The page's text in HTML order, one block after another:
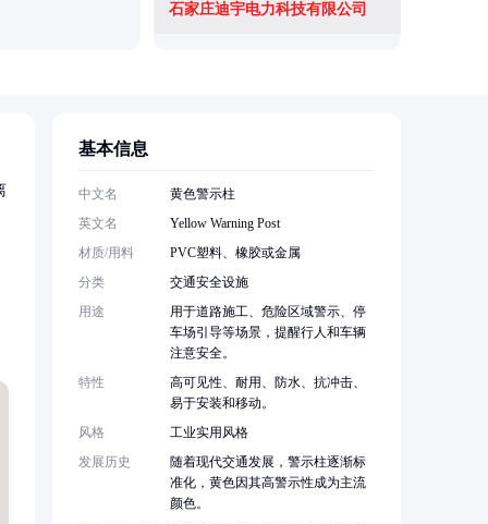
石家庄迪宇电力科技有限公司
基本信息
中文名
黄色警示柱
英文名
Yellow Warning Post
材质/用料
PVC塑料、橡胶或金属
分类
交通安全设施
用途
用于道路施工、危险区域警示、停
车场引导等场景，提醒行人和车辆
注意安全。
特性
高可见性、耐用、防水、抗冲击、
易于安装和移动。
风格
工业实用风格
发展历史
随着现代交通发展，警示柱逐渐标
准化，黄色因其高警示性成为主流
颜色。